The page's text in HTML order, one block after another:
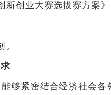
新创业大赛选拔赛方案
能够紧密结合经济社会